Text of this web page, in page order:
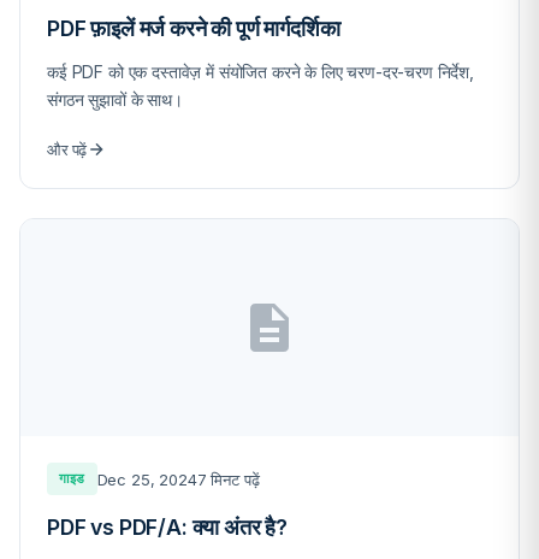
PDF फ़ाइलें मर्ज करने की पूर्ण मार्गदर्शिका
कई PDF को एक दस्तावेज़ में संयोजित करने के लिए चरण-दर-चरण निर्देश,
संगठन सुझावों के साथ।
और पढ़ें
गाइड Dec 25, 20247 मिनट पढ़ें
PDF vs PDF/A: क्या अंतर है?